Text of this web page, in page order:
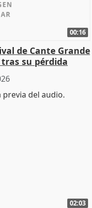
00:16
de Cante Grande
su pérdida
02:03